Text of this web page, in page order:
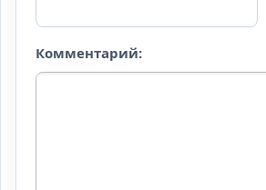
Комментарий: